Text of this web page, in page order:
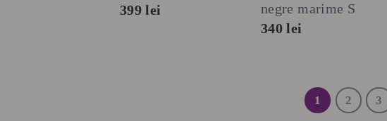
399lei
negre marime S
340lei
1 2 3